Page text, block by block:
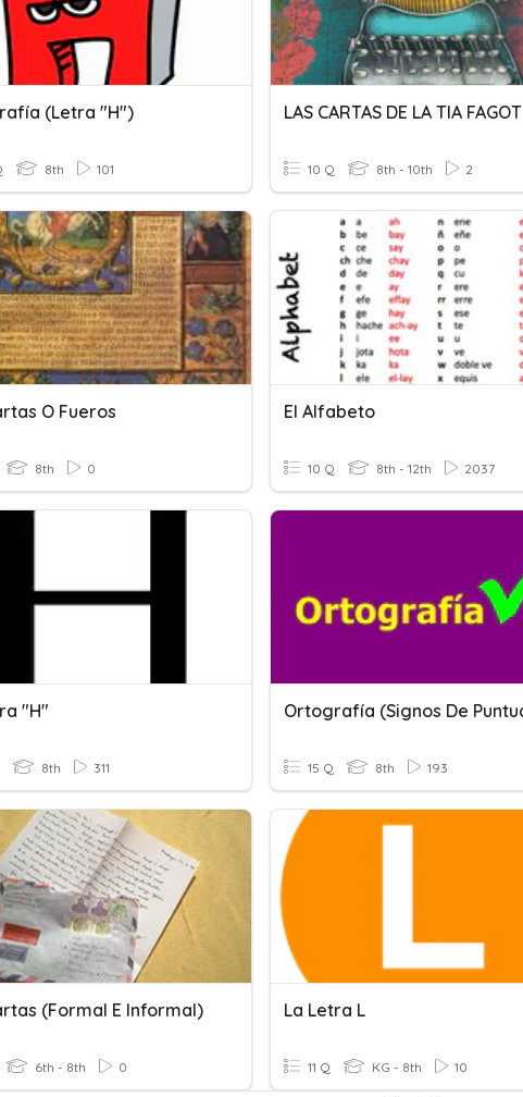
(letra "h")
8th 101
LAS CARTAS DE LA TIA FAGOT
10 Q 8th - 10th 2
O Fueros
8th 0
El Alfabeto
10 Q 8th - 12th 2037
"h"
8th 311 15 Q 8th 193
(Formal E Informal)
6th - 8th 0
La Letra L
11 Q KG - 8th 10